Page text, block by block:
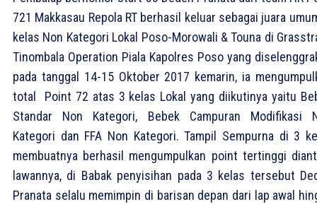
721 Makkasau Repola RT berhasil keluar sebagai juara
kelas Non Kategori Lokal Poso-Morowali & Touna di
Tinombala Operation Piala Kapolres Poso yang
pada tanggal 14-15 Oktober 2017 kemarin, ia
total Point 72 atas 3 kelas Lokal yang diikutinya yaitu
Standar Non Kategori, Bebek Campuran Modifikasi
Kategori dan FFA Non Kategori. Tampil Sempurna di 3
membuatnya berhasil mengumpulkan point tertinggi
lawannya, di Babak penyisihan pada 3 kelas tersebut
Pranata selalu memimpin di barisan depan dari lap awal